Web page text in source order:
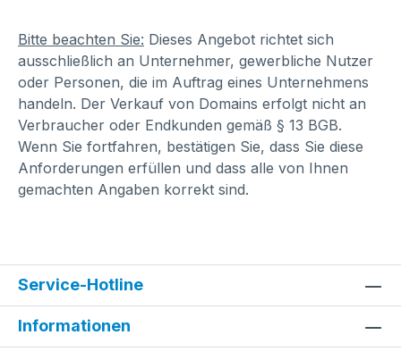
Bitte beachten Sie: Dieses Angebot richtet sich
ausschließlich an Unternehmer, gewerbliche Nutzer
oder Personen, die im Auftrag eines Unternehmens
handeln. Der Verkauf von Domains erfolgt nicht an
Verbraucher oder Endkunden gemäß § 13 BGB.
Wenn Sie fortfahren, bestätigen Sie, dass Sie diese
Anforderungen erfüllen und dass alle von Ihnen
gemachten Angaben korrekt sind.
Service-Hotline
Informationen